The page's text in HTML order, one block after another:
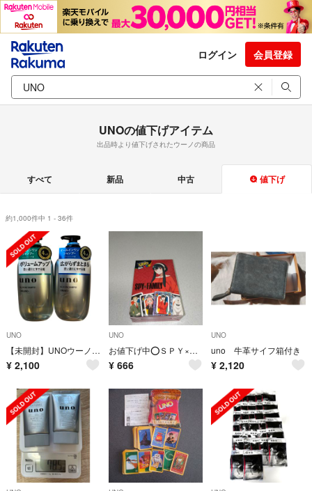
ログイン 会員登録
UNOの値下げアイテム
出品時より値下げされたウーノの商品
すべて 新品 中古 値下げ
約1,000件中 1 - 36件
UNO
【未開封】UNOウーノオールインワンシャンプー2種 薬用スカルプエッセンスセット
¥ 2,100
UNO
お値下げ中⭕ＳＰＹ×ＦＡＭＩＬＹハッピーセットUNOカード
¥ 666
UNO
uno 牛革サイフ箱付き
¥ 2,120